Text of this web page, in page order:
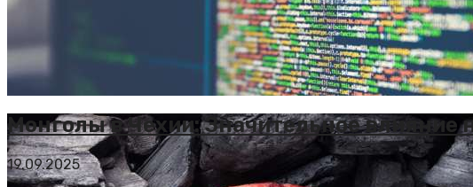
Монголы в Чехии: Значительное влияние
19.09.2025